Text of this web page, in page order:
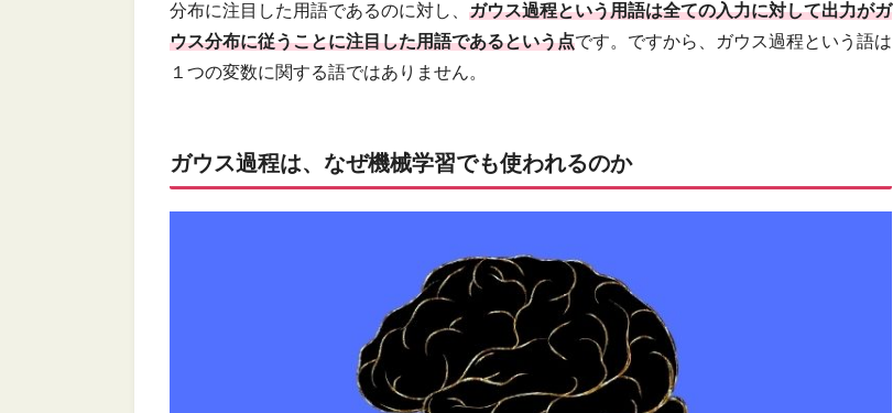
分布に注目した用語であるのに対し、 ガウス過程という用語は全ての入力に対して出力がガ
ウス分布に従うことに注目した用語であるという点です。ですから、ガウス過程という語は
１つの変数に関する語ではありません。
ガウス過程は、なぜ機械学習でも使われるのか